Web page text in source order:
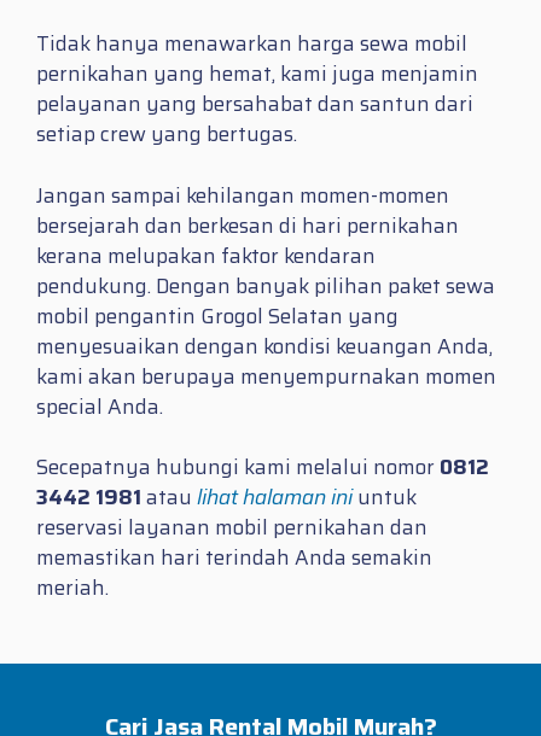
Tidak hanya menawarkan harga sewa mobil
pernikahan yang hemat, kami juga menjamin
pelayanan yang bersahabat dan santun dari
setiap crew yang bertugas.
Jangan sampai kehilangan momen-momen
bersejarah dan berkesan di hari pernikahan
kerana melupakan faktor kendaran
pendukung. Dengan banyak pilihan paket sewa
mobil pengantin Grogol Selatan yang
menyesuaikan dengan kondisi keuangan Anda,
kami akan berupaya menyempurnakan momen
special Anda.
Secepatnya hubungi kami melalui nomor0812
3442 1981atau lihat halaman iniuntuk
reservasi layanan mobil pernikahan dan
memastikan hari terindah Anda semakin
meriah.
Cari Jasa Rental Mobil Murah?